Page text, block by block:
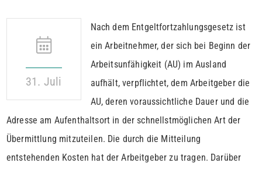
31. Juli
Nach dem Entgeltfortzahlungsgesetz ist
ein Arbeitnehmer, der sich bei Beginn der
Arbeitsunfähigkeit (AU) im Ausland
aufhält, verpflichtet, dem Arbeitgeber die
AU, deren voraussichtliche Dauer und die
Adresse am Aufenthaltsort in der schnellstmöglichen Art der
Übermittlung mitzuteilen. Die durch die Mitteilung
entstehenden Kosten hat der Arbeitgeber zu tragen. Darüber